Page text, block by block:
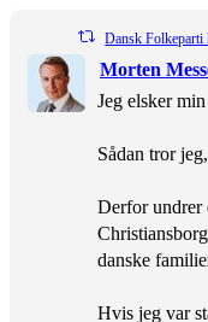
Dansk Folkeparti
Morten
Jeg elsker
Sådan tror
Derfor undrer
danske
Hvis jeg var